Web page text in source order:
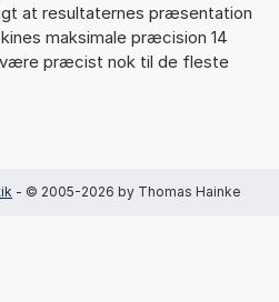
at resultaternes præsentation
maksimale præcision 14
være præcist nok til de fleste
- © 2005-2026 by Thomas Hainke